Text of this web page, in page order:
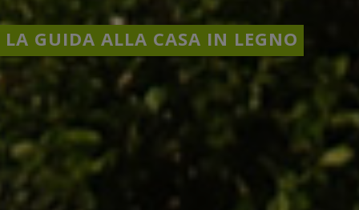
LA GUIDA ALLA CASA IN LEGNO